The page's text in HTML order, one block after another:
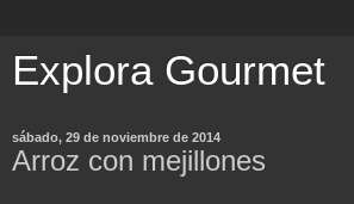
Explora Gourmet
sábado, 29 de noviembre de 2014
Arroz con mejillones